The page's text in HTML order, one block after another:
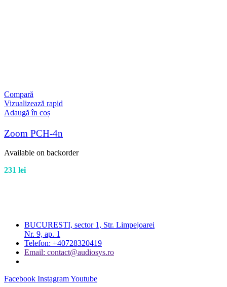
Compară
Vizualizează rapid
Adaugă în coș
Zoom PCH-4n
Available on backorder
231 lei
BUCURESTI, sector 1, Str. Limpejoarei
Nr. 9, ap. 1
Telefon: +40728320419
Email: contact@audiosys.ro
Facebook InstagramYoutube